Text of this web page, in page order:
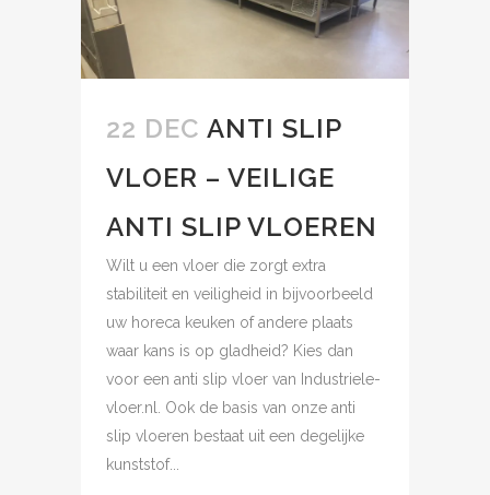
22 DEC ANTI SLIP
VLOER – VEILIGE
ANTI SLIP VLOEREN
Wilt u een vloer die zorgt extra
stabiliteit en veiligheid in bijvoorbeeld
uw horeca keuken of andere plaats
waar kans is op gladheid? Kies dan
voor een anti slip vloer van Industriele-
vloer.nl. Ook de basis van onze anti
slip vloeren bestaat uit een degelijke
kunststof...